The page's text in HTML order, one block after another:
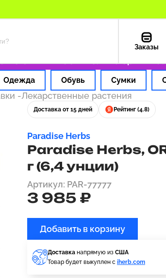
Заказы
США — 199 ₽ Только
Одежда Обувь Сумки
-Лекарственные растения
Доставка от 15 дней Рейтинг (4.8)
Paradise Herbs
Paradise Herbs,
г (6,4 унции)
Артикул: PAR-77777
3 985 ₽
Добавить в корзину
Доставка напрямую из США
Товар будет выкуплен с iherb.com